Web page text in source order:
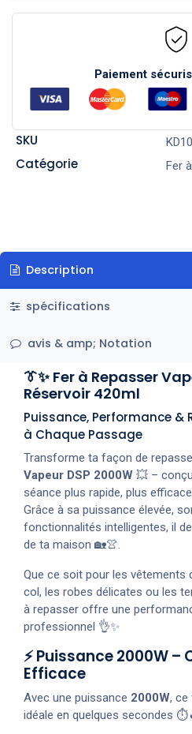
Paiement
SKU
Catégorie Fer
Description
spécifications
avis & amp; Notation
👔✨ Fer à Repasser
Réservoir 420ml
Puissance, Performance
à Chaque Passage
Transforme ta façon de
Vapeur DSP 2000W 💥 –
séance plus rapide, plus
Grâce à sa puissance élevée,
fonctionnalités intelligentes, il
de ta maison 🏡👚.
Que ce soit pour les vêtements
col, les robes délicates ou les
à repasser offre une
professionnel 👌✨
⚡ Puissance 2000W
Efficace
Avec une puissance 2000W, ce
idéale en quelques secondes